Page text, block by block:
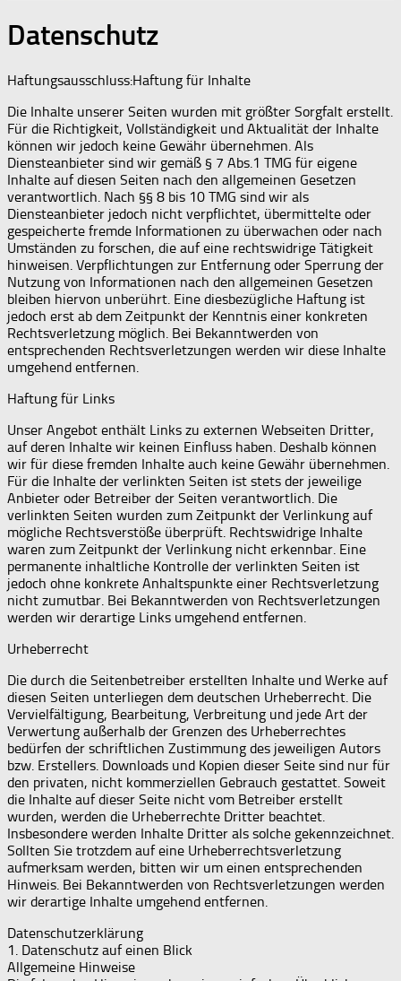
Datenschutz
Haftungsausschluss:Haftung für Inhalte
Die Inhalte unserer Seiten wurden mit größter Sorgfalt erstellt.
Für die Richtigkeit, Vollständigkeit und Aktualität der Inhalte
können wir jedoch keine Gewähr übernehmen. Als
Diensteanbieter sind wir gemäß § 7 Abs.1 TMG für eigene
Inhalte auf diesen Seiten nach den allgemeinen Gesetzen
verantwortlich. Nach §§ 8 bis 10 TMG sind wir als
Diensteanbieter jedoch nicht verpflichtet, übermittelte oder
gespeicherte fremde Informationen zu überwachen oder nach
Umständen zu forschen, die auf eine rechtswidrige Tätigkeit
hinweisen. Verpflichtungen zur Entfernung oder Sperrung der
Nutzung von Informationen nach den allgemeinen Gesetzen
bleiben hiervon unberührt. Eine diesbezügliche Haftung ist
jedoch erst ab dem Zeitpunkt der Kenntnis einer konkreten
Rechtsverletzung möglich. Bei Bekanntwerden von
entsprechenden Rechtsverletzungen werden wir diese Inhalte
umgehend entfernen.
Haftung für Links
Unser Angebot enthält Links zu externen Webseiten Dritter,
auf deren Inhalte wir keinen Einfluss haben. Deshalb können
wir für diese fremden Inhalte auch keine Gewähr übernehmen.
Für die Inhalte der verlinkten Seiten ist stets der jeweilige
Anbieter oder Betreiber der Seiten verantwortlich. Die
verlinkten Seiten wurden zum Zeitpunkt der Verlinkung auf
mögliche Rechtsverstöße überprüft. Rechtswidrige Inhalte
waren zum Zeitpunkt der Verlinkung nicht erkennbar. Eine
permanente inhaltliche Kontrolle der verlinkten Seiten ist
jedoch ohne konkrete Anhaltspunkte einer Rechtsverletzung
nicht zumutbar. Bei Bekanntwerden von Rechtsverletzungen
werden wir derartige Links umgehend entfernen.
Urheberrecht
Die durch die Seitenbetreiber erstellten Inhalte und Werke auf
diesen Seiten unterliegen dem deutschen Urheberrecht. Die
Vervielfältigung, Bearbeitung, Verbreitung und jede Art der
Verwertung außerhalb der Grenzen des Urheberrechtes
bedürfen der schriftlichen Zustimmung des jeweiligen Autors
bzw. Erstellers. Downloads und Kopien dieser Seite sind nur für
den privaten, nicht kommerziellen Gebrauch gestattet. Soweit
die Inhalte auf dieser Seite nicht vom Betreiber erstellt
wurden, werden die Urheberrechte Dritter beachtet.
Insbesondere werden Inhalte Dritter als solche gekennzeichnet.
Sollten Sie trotzdem auf eine Urheberrechtsverletzung
aufmerksam werden, bitten wir um einen entsprechenden
Hinweis. Bei Bekanntwerden von Rechtsverletzungen werden
wir derartige Inhalte umgehend entfernen.
Datenschutzerklärung
1. Datenschutz auf einen Blick
Allgemeine Hinweise